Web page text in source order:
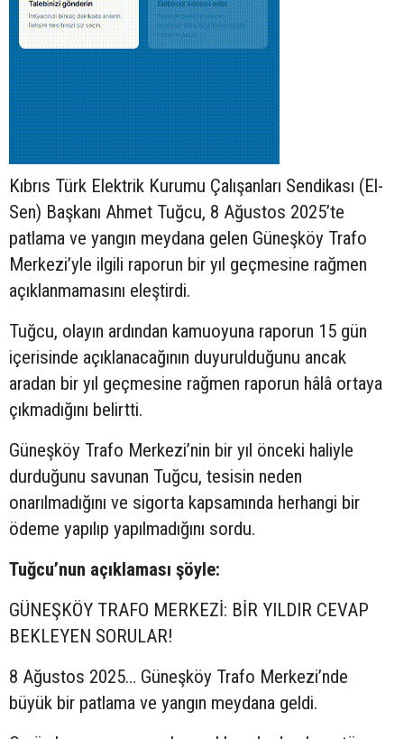
Kıbrıs Türk Elektrik Kurumu Çalışanları Sendikası (El-
Sen) Başkanı Ahmet Tuğcu, 8 Ağustos 2025’te
patlama ve yangın meydana gelen Güneşköy Trafo
Merkezi’yle ilgili raporun bir yıl geçmesine rağmen
açıklanmamasını eleştirdi.
Tuğcu, olayın ardından kamuoyuna raporun 15 gün
içerisinde açıklanacağının duyurulduğunu ancak
aradan bir yıl geçmesine rağmen raporun hâlâ ortaya
çıkmadığını belirtti.
Güneşköy Trafo Merkezi’nin bir yıl önceki haliyle
durduğunu savunan Tuğcu, tesisin neden
onarılmadığını ve sigorta kapsamında herhangi bir
ödeme yapılıp yapılmadığını sordu.
Tuğcu’nun açıklaması şöyle:
GÜNEŞKÖY TRAFO MERKEZİ: BİR YILDIR CEVAP
BEKLEYEN SORULAR!
8 Ağustos 2025… Güneşköy Trafo Merkezi’nde
büyük bir patlama ve yangın meydana geldi.